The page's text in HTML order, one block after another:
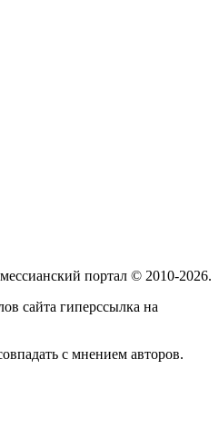
портал © 2010-2026.
сайта гиперссылка на
с мнением авторов.